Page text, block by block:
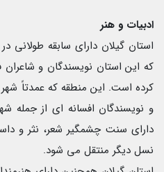
ادبیات و هنر
استان گیلان دارای سابقه
که این استان نویسندگان و شاعران
کرده است. این منطقه که عمدتاً
و نویسندگان افسانه ای از جمله
دارای سنت چشمگیر شعر، نثر و
نسل دیگر منتقل می شود.